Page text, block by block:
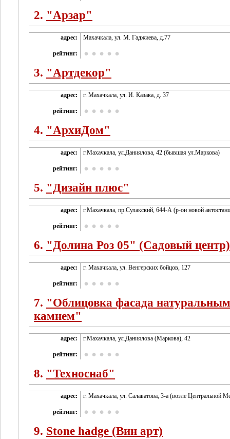
2. "Арзар"
адрес: Махачкала, ул. М. Гаджиева, д.77
рейтинг:
3. "Артдекор"
адрес: г. Махачкала, ул. И. Казака, д. 37
рейтинг:
4. "АрхиДом"
адрес: г.Махачкала, ул.Даниялова, 42 (бывшая ул.Маркова)
рейтинг:
5. "Дизайн плюс"
адрес: г.Махачкала, пр.Сулакский, 644-А (р-он новой
рейтинг:
6. "Долина Роз 05" (Садовый центр)
адрес: г. Махачкала, ул. Венгерских бойцов, 127
рейтинг:
7. "Облицовка фасада натуральным
камнем"
адрес: г.Махачкала, ул.Даниялова (Маркова), 42
рейтинг:
8. "Техноснаб"
адрес: г. Махачкала, ул. Салаватова, 3-а (возле Центральной
рейтинг:
9. Stone hadge (Вин арт)